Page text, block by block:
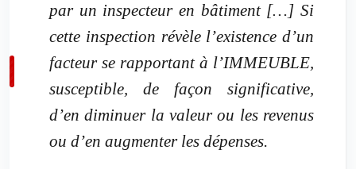
par un inspecteur en bâtiment […] Si
cette inspection révèle l’existence d’un
facteur se rapportant à l’IMMEUBLE,
susceptible, de façon significative,
d’en diminuer la valeur ou les revenus
ou d’en augmenter les dépenses.